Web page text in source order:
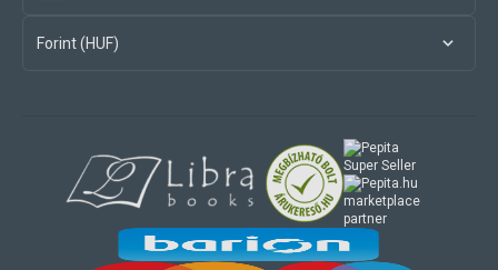
Forint (HUF)
marketplace
partner